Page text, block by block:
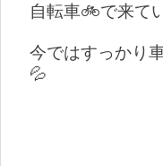
自転車🚲で来て
今ではすっかり
💦